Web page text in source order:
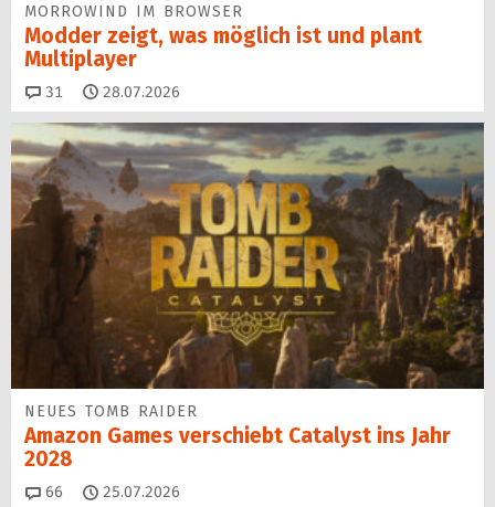
MORROWIND IM BROWSER
Modder zeigt, was möglich ist und plant
Multiplayer
31 Kommentare
28.07.2026
NEUES TOMB RAIDER
Amazon Games verschiebt Catalyst ins Jahr
2028
66 Kommentare
25.07.2026